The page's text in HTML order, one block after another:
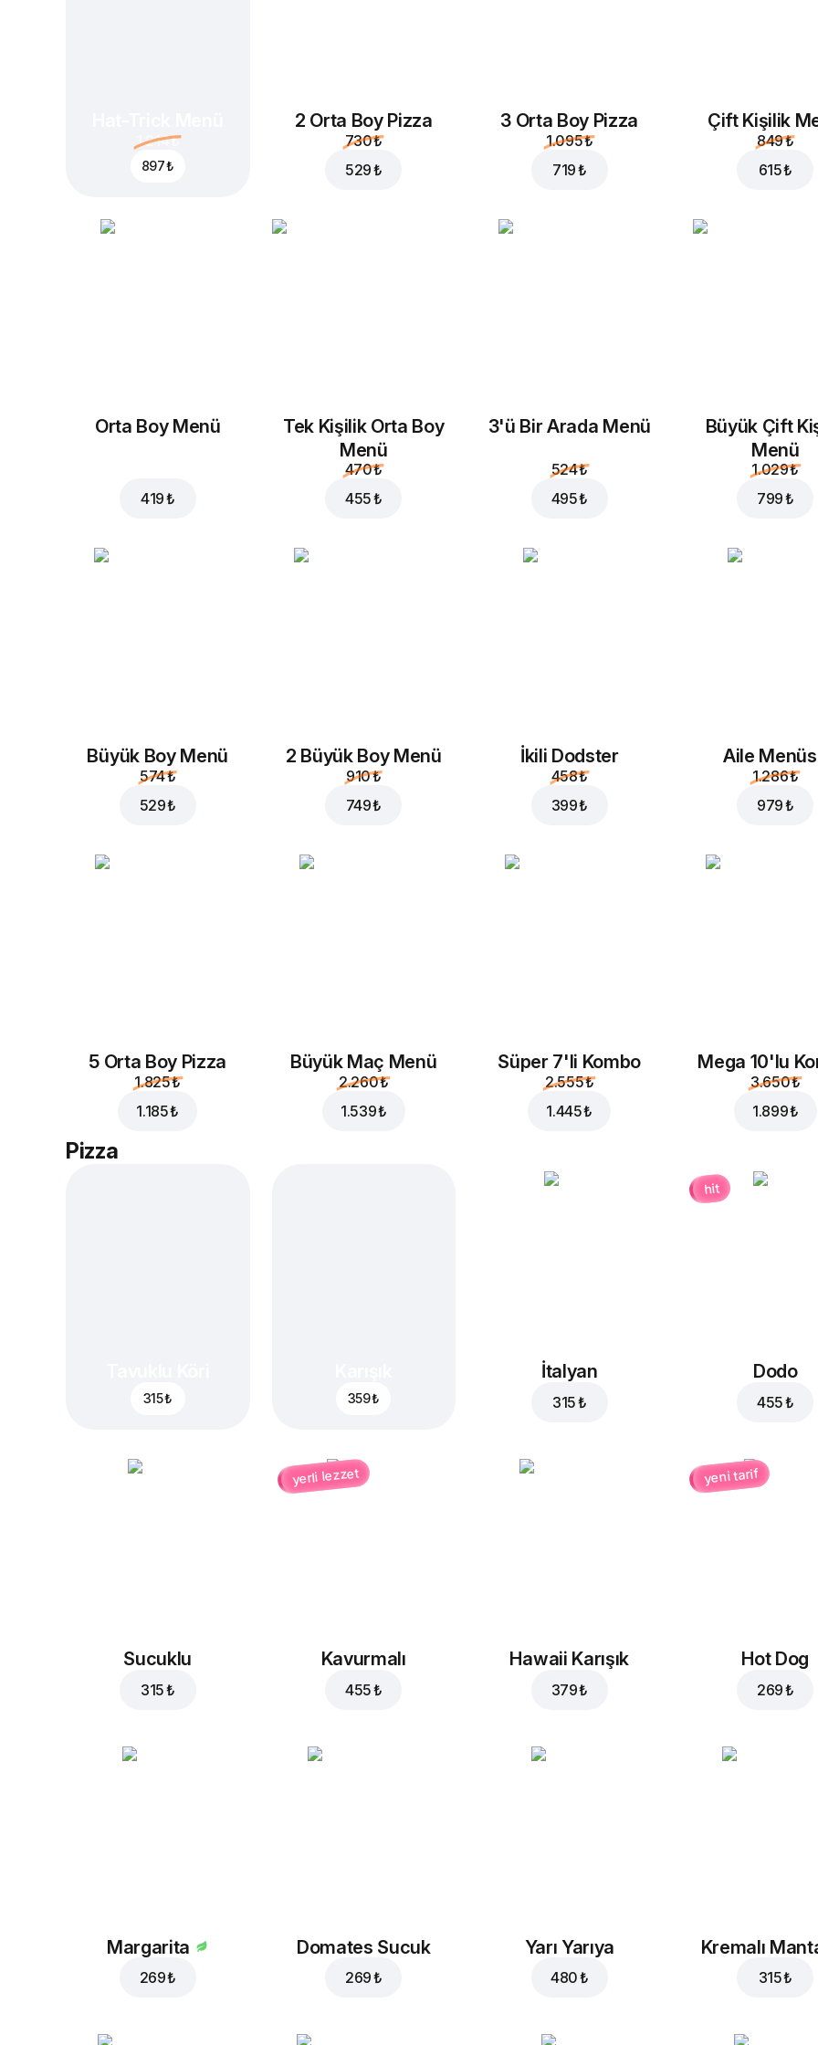
1.214 ₺
897 ₺
2 Orta Boy Pizza
730 ₺
529 ₺
3 Orta Boy Pizza
1.095 ₺
719 ₺
Çift Kişilik
849 ₺
615 ₺
Orta Boy Menü
419 ₺
Tek Kişilik Orta Boy
Menü
470 ₺
455 ₺
3'ü Bir Arada Menü
524 ₺
495 ₺
Büyük Çift
Menü
1.029 ₺
799 ₺
Büyük Boy Menü
574 ₺
529 ₺
2 Büyük Boy Menü
910 ₺
749 ₺
İkili Dodster
458 ₺
399 ₺
Aile
1.286 ₺
979 ₺
5 Orta Boy Pizza
1.825 ₺
1.185 ₺
Büyük Maç Menü
2.260 ₺
1.539 ₺
Süper 7'li Kombo
2.555 ₺
1.445 ₺
Mega 10'lu
3.650 ₺
1.899 ₺
Pizza
315 ₺ 359 ₺
İtalyan
315 ₺
hit
Dodo
455 ₺
Sucuklu
315 ₺
yerli lezzet
Kavurmalı
455 ₺
Hawaii Karışık
379 ₺
yeni tarif
Hot Dog
269 ₺
Margarita
269 ₺
Domates Sucuk
269 ₺
Yarı Yarıya
480 ₺
Kremalı
315 ₺